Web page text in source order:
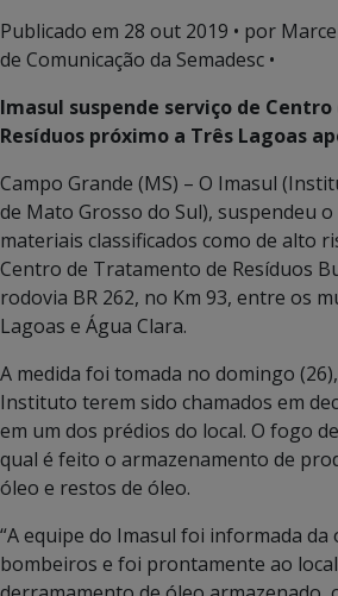
Publicado em 28 out 2019 • por
de Comunicação da Semadesc •
Imasul suspende serviço de
Resíduos próximo a Três Lagoas
Campo Grande (MS) – O Imasul
de Mato Grosso do Sul), suspendeu
materiais classificados como de alto
Centro de Tratamento de Resíduos
rodovia BR 262, no Km 93, entre os
Lagoas e Água Clara.
A medida foi tomada no domingo
Instituto terem sido chamados em
em um dos prédios do local. O fogo
qual é feito o armazenamento de
óleo e restos de óleo.
“A equipe do Imasul foi informada da
bombeiros e foi prontamente ao